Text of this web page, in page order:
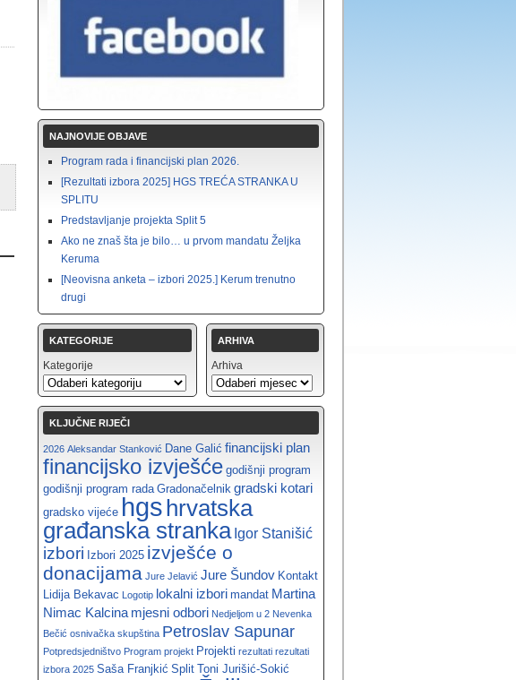
NAJNOVIJE OBJAVE
Program rada i financijski plan 2026.
[Rezultati izbora 2025] HGS TREĆA STRANKA U
SPLITU
Predstavljanje projekta Split 5
Ako ne znaš šta je bilo… u prvom mandatu Željka
Keruma
[Neovisna anketa – izbori 2025.] Kerum trenutno
drugi
KATEGORIJE
Kategorije
ARHIVA
Arhiva
KLJUČNE RIJEČI
2026 Aleksandar Stanković Dane Galić financijski plan
financijsko izvješće godišnji program
godišnji program rada Gradonačelnik gradski kotari
gradsko vijeće hgshrvatska
građanska stranka Igor Stanišić
izbori Izbori 2025 izvješće o
donacijama Jure Jelavić Jure Šundov Kontakt
Lidija Bekavac Logotip lokalni izbori mandat Martina
Nimac Kalcina mjesni odbori Nedjeljom u 2 Nevenka
Bečić osnivačka skupština Petroslav Sapunar
Potpredsjedništvo Program projekt Projekti rezultati rezultati
izbora 2025 Saša Franjkić Split Toni Jurišić-Sokić